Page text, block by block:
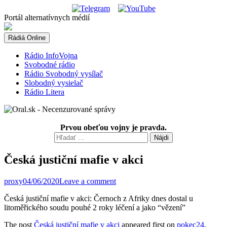
to
content
Portál alternatívnych médií
Rádiá Online
Rádio InfoVojna
Svobodné rádio
Rádio Svobodný vysílač
Slobodný vysielač
Rádio Litera
Prvou obeťou vojny je pravda.
Hľadať:
Česká justiční mafie v akci
proxy04/06/2020Leave a comment
Česká justiční mafie v akci: Černoch z Afriky dnes dostal u
litoměřického soudu pouhé 2 roky léčení a jako “vězení”
The post Česká justiční mafie v akci appeared first on pokec24.